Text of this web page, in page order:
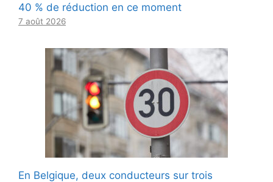
40 % de réduction en ce moment
7 août 2026
En Belgique, deux conducteurs sur trois